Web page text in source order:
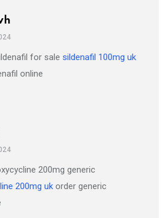
for sale sildenafil 100mg uk
online
200mg generic
200mg uk order generic